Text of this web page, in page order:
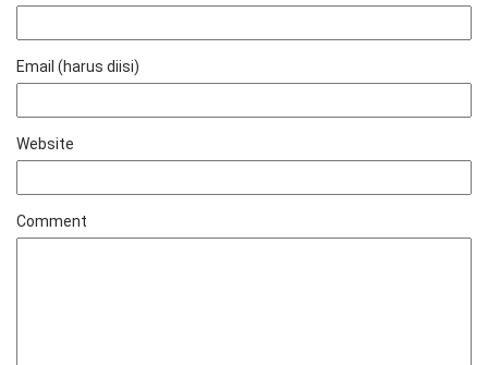
Email (harus diisi)
Website
Comment